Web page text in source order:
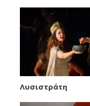
Λυσιστράτη